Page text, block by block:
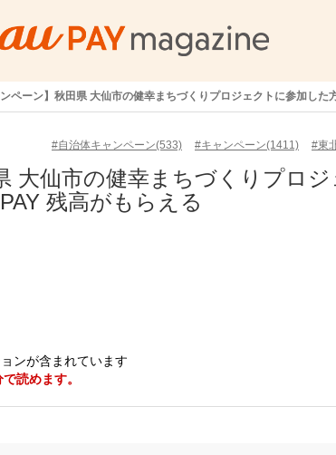
ンペーン】秋田県 大仙市の健幸まちづくりプロジェクトに参加した
#自治体キャンペーン(533) #キャンペーン(1411) #東
大仙市の健幸まちづくりプロジ
残高がもらえる
ンが含まれています
読めます。